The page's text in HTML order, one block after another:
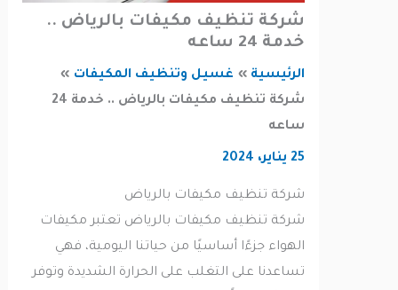
شركة تنظيف مكيفات بالرياض ..
خدمة 24 ساعه
الرئيسية
غسيل وتنظيف المكيفات
شركة تنظيف مكيفات بالرياض .. خدمة 24
ساعه
شركة تنظيف مكيفات بالرياض
شركة تنظيف مكيفات بالرياض تعتبر مكيفات
الهواء جزءًا أساسيًا من حياتنا اليومية، فهي
تساعدنا على التغلب على الحرارة الشديدة وتوفر